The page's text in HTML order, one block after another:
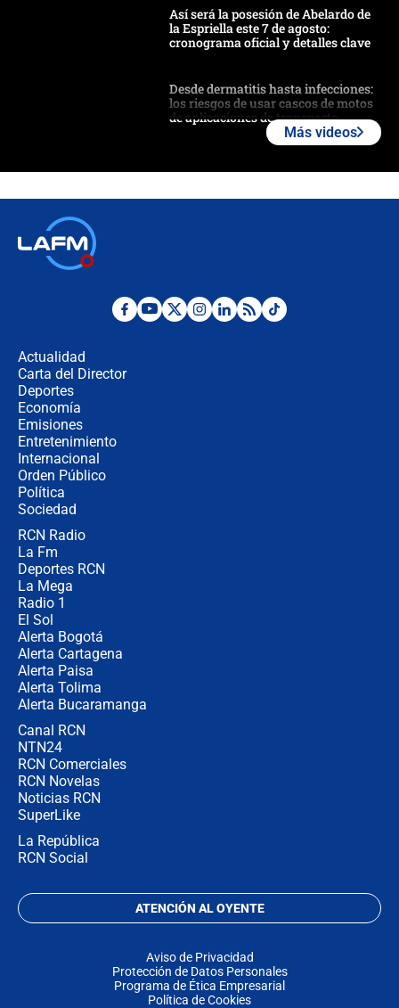
Así será la posesión de Abelardo de
la Espriella este 7 de agosto:
cronograma oficial y detalles clave
Desde dermatitis hasta infecciones:
los riesgos de usar cascos de motos
de aplicaciones de transporte
Posesión de Abelardo De La Espriella
Más videos
Actualidad
Carta del Director
Deportes
Economía
Emisiones
Entretenimiento
Internacional
Orden Público
Política
Sociedad
RCN Radio
La Fm
Deportes RCN
La Mega
Radio 1
El Sol
Alerta Bogotá
Alerta Cartagena
Alerta Paisa
Alerta Tolima
Alerta Bucaramanga
Canal RCN
NTN24
RCN Comerciales
RCN Novelas
Noticias RCN
SuperLike
La República
RCN Social
ATENCIÓN AL OYENTE
Aviso de Privacidad
Protección de Datos Personales
Programa de Ética Empresarial
Política de Cookies